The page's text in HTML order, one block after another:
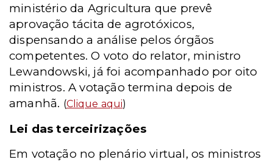
ministério da Agricultura que prevê
aprovação tácita de agrotóxicos,
dispensando a análise pelos órgãos
competentes. O voto do relator, ministro
Lewandowski, já foi acompanhado por oito
ministros. A votação termina depois de
amanhã. (Clique aqui)
Lei das terceirizações
Em votação no plenário virtual, os ministros